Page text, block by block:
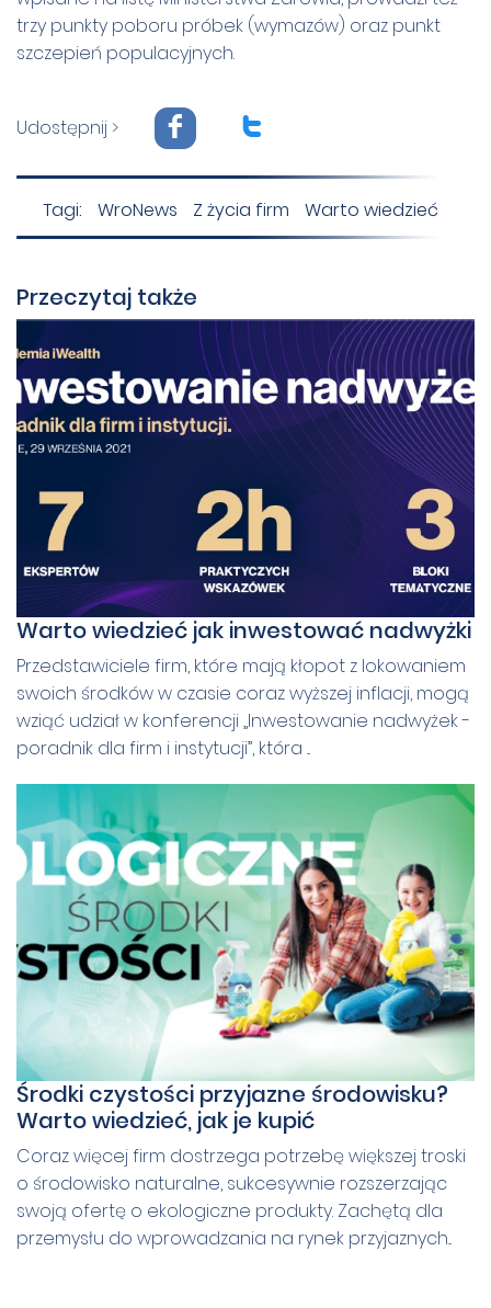
trzy punkty poboru próbek (wymazów) oraz punkt
szczepień populacyjnych.
Udostępnij > F T
Tagi: WroNews Z życia firm Warto wiedzieć
Przeczytaj także
Warto wiedzieć jak inwestować nadwyżki
Przedstawiciele firm, które mają kłopot z lokowaniem
swoich środków w czasie coraz wyższej inflacji, mogą
wziąć udział w konferencji „Inwestowanie nadwyżek -
poradnik dla firm i instytucji”, która ...
Środki czystości przyjazne środowisku?
Warto wiedzieć, jak je kupić
Coraz więcej firm dostrzega potrzebę większej troski
o środowisko naturalne, sukcesywnie rozszerzając
swoją ofertę o ekologiczne produkty. Zachętą dla
przemysłu do wprowadzania na rynek przyjaznych...